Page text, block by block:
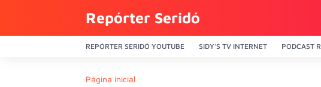
Repórter Seridó
REPÓRTER SERIDÓ YOUTUBE SIDY'S TV INTERNET PODCAST
Página inicial